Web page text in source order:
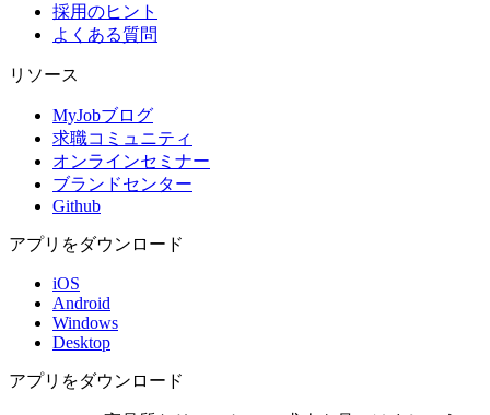
採用のヒント
よくある質問
リソース
MyJobブログ
求職コミュニティ
オンラインセミナー
ブランドセンター
Github
アプリをダウンロード
iOS
Android
Windows
Desktop
アプリをダウンロード